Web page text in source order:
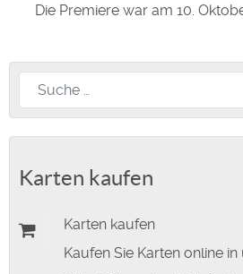
Die Premiere war am 10.
Nach diesem Begriff suchen
Karten kaufen
Karten kaufen
Kaufen Sie Karten online